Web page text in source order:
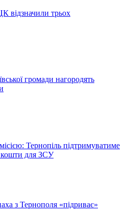
відзначили трьох
громади нагородять
Тернопіль підтримуватиме
кошти для ЗСУ
з Тернополя «підриває»